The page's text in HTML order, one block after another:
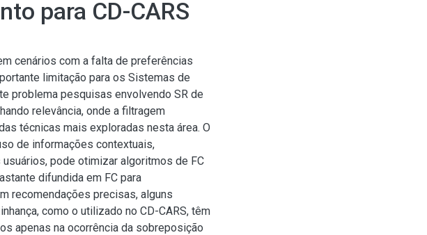
para CD-CARS
cenários com a falta de preferências
limitação para os Sistemas de
problema pesquisas envolvendo SR de
relevância, onde a filtragem
técnicas mais exploradas nesta área. O
de informações contextuais,
pode otimizar algoritmos de FC
difundida em FC para
recomendações precisas, alguns
como o utilizado no CD-CARS, têm
apenas na ocorrência da sobreposição